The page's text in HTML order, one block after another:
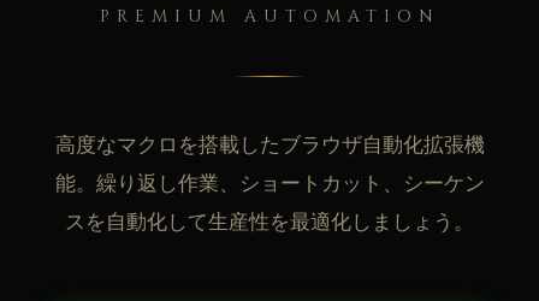
PREMIUM AUTOMATION
高度なマクロを搭載したブラウザ自動化拡張機
能。繰り返し作業、ショートカット、シーケン
スを自動化して生産性を最適化しましょう。